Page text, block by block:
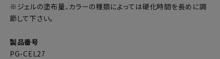
※ジェルの塗布量、カラーの種類によっては硬化時間を長めに調
節して下さい。
製品番号
PG-CEL27